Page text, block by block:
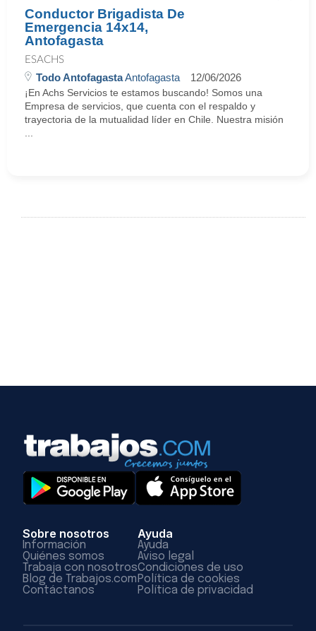
Conductor Brigadista De
Emergencia 14x14,
Antofagasta
ESACHS
Todo AntofagastaAntofagasta 12/06/2026
¡En Achs Servicios te estamos buscando! Somos una
Empresa de servicios, que cuenta con el respaldo y
trayectoria de la mutualidad líder en Chile. Nuestra misión
Sobre nosotros
Información
Quiénes somos
Trabaja con nosotros
Blog de Trabajos.com
Contáctanos
Ayuda
Ayuda
Aviso legal
Condiciones de uso
Política de cookies
Política de privacidad